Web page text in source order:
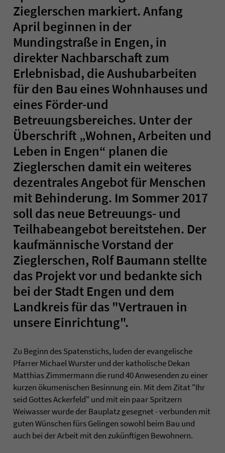
Zieglerschen markiert. Anfang
April beginnen in der
Mundingstraße in Engen, in
direkter Nachbarschaft zum
Erlebnisbad, die Aushubarbeiten
für den Bau eines Wohnhauses und
eines Förder-und
Betreuungsbereiches. Unter der
Überschrift „Wohnen, Arbeiten und
Leben in Engen“ planen die
Zieglerschen damit ein weiteres
dezentrales Angebot für Menschen
mit Behinderung. Im Sommer 2017
soll das neue Betreuungs- und
Teilhabeangebot bereitstehen. Der
kaufmännische Vorstand der
Zieglerschen, Rolf Baumann stellte
das Projekt vor und bedankte sich
bei der Stadt Engen und dem
Landkreis für das "Vertrauen in
unsere Einrichtung".
Zu Beginn des Spatenstichs, luden der evangelische
Pfarrer Michael Wurster und der katholische Dekan
Matthias Zimmermann die rund 40 Anwesenden zu einer
kurzen ökumenischen Besinnung ein. Mit dem Zitat "Ihr
seid Gottes Ackerfeld" und mit ein paar Spritzern
Weiwasser wurde der Bauplatz gesegnet - verbunden mit
guten Wünschen fürs Gelingen sowohl beim Bau und
auch bei der Arbeit mit den zukünftigen Bewohnern.